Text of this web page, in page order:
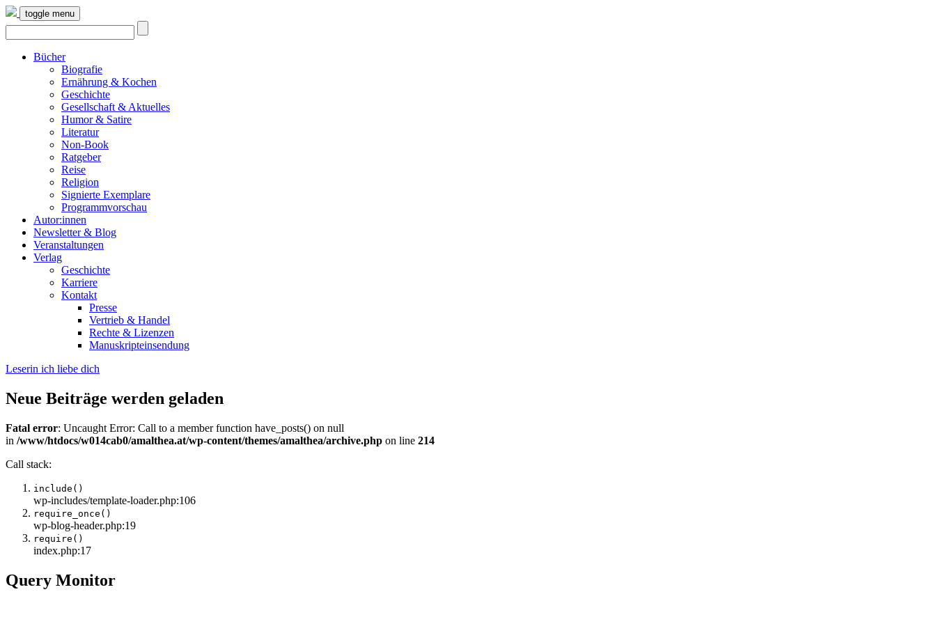
toggle menu
Bücher
Biografie
Ernährung & Kochen
Geschichte
Gesellschaft & Aktuelles
Humor & Satire
Literatur
Non-Book
Ratgeber
Reise
Religion
Signierte Exemplare
Programmvorschau
Autor:innen
Newsletter & Blog
Veranstaltungen
Verlag
Geschichte
Karriere
Kontakt
Presse
Vertrieb & Handel
Rechte & Lizenzen
Manuskripteinsendung
Leserin ich liebe dich
Neue Beiträge werden geladen
Fatal error: Uncaught Error: Call to a member function have_posts() on null
in /www/htdocs/w014cab0/amalthea.at/wp-content/themes/amalthea/archive.php on line 214
Call stack:
include()
wp-includes/template-loader.php:106
require_once()
wp-blog-header.php:19
require()
index.php:17
Query Monitor